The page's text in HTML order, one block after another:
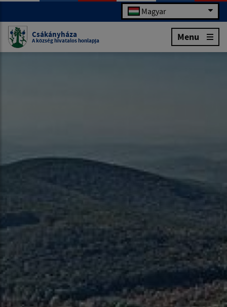
Magyar
Csákányháza
A község hivatalos honlapja Menu